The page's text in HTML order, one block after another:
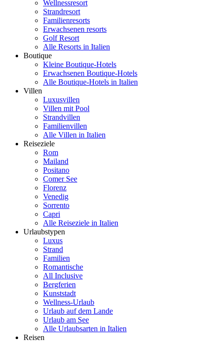
Wellnessresort
Strandresort
Familienresorts
Erwachsenen resorts
Golf Resort
Alle Resorts in Italien
Boutique
Kleine Boutique-Hotels
Erwachsenen Boutique-Hotels
Alle Boutique-Hotels in Italien
Villen
Luxusvillen
Villen mit Pool
Strandvillen
Familienvillen
Alle Villen in Italien
Reiseziele
Rom
Mailand
Positano
Comer See
Florenz
Venedig
Sorrento
Capri
Alle Reiseziele in Italien
Urlaubstypen
Luxus
Strand
Familien
Romantische
All Inclusive
Bergferien
Kunststadt
Wellness-Urlaub
Urlaub auf dem Lande
Urlaub am See
Alle Urlaubsarten in Italien
Reisen